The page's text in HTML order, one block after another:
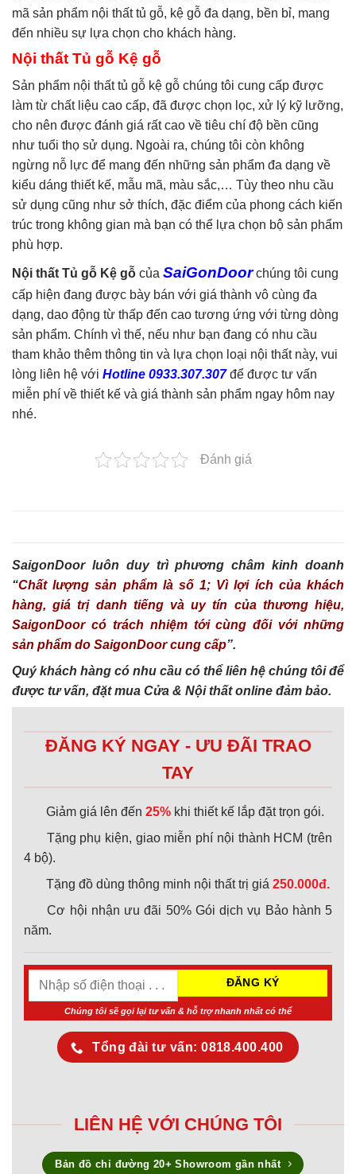
mã sản phẩm nội thất tủ gỗ, kệ gỗ đa dạng, bền bỉ, mang
đến nhiều sự lựa chọn cho khách hàng.
Nội thất Tủ gỗ Kệ gỗ
Sản phẩm nội thất tủ gỗ kệ gỗ chúng tôi cung cấp được
làm từ chất liệu cao cấp, đã được chọn lọc, xử lý kỹ lưỡng,
cho nên được đánh giá rất cao về tiêu chí độ bền cũng
như tuổi thọ sử dụng. Ngoài ra, chúng tôi còn không
ngừng nỗ lực để mang đến những sản phẩm đa dạng về
kiểu dáng thiết kế, mẫu mã, màu sắc,… Tùy theo nhu cầu
sử dụng cũng như sở thích, đặc điểm của phong cách kiến
trúc trong không gian mà bạn có thể lựa chọn bộ sản phẩm
phù hợp.
Nội thất Tủ gỗ Kệ gỗ của SaiGonDoorchúng tôi cung
cấp hiện đang được bày bán với giá thành vô cùng đa
dạng, dao động từ thấp đến cao tương ứng với từng dòng
sản phẩm. Chính vì thế, nếu như bạn đang có nhu cầu
tham khảo thêm thông tin và lựa chọn loại nội thất này, vui
lòng liên hệ với Hotline 0933.307.307để được tư vấn
miễn phí về thiết kế và giá thành sản phẩm ngay hôm nay
nhé.
Đánh giá
SaigonDoor luôn duy trì phương châm kinh doanh
“Chất lượng sản phẩm là số 1; Vì lợi ích của khách
hàng, giá trị danh tiếng và uy tín của thương hiệu,
SaigonDoor có trách nhiệm tới cùng đối với những
sản phẩm do SaigonDoor cung cấp”.
Quý khách hàng có nhu cầu có thể liên hệ chúng tôi để
được tư vấn, đặt mua Cửa & Nội thất online đảm bảo.
ĐĂNG KÝ NGAY - ƯU ĐÃI TRAO
TAY
Giảm giá lên đến 25% khi thiết kế lắp đặt trọn gói.
Tặng phụ kiện, giao miễn phí nội thành HCM (trên
4 bộ).
Tặng đồ dùng thông minh nội thất trị giá 250.000đ.
Cơ hội nhận ưu đãi 50% Gói dịch vụ Bảo hành 5
năm.
Chúng tôi sẽ gọi lại tư vấn & hỗ trợ nhanh nhất có thể
Tổng đài tư vấn: 0818.400.400
LIÊN HỆ VỚI CHÚNG TÔI
Bản đồ chỉ đường 20+ Showroom gần nhất